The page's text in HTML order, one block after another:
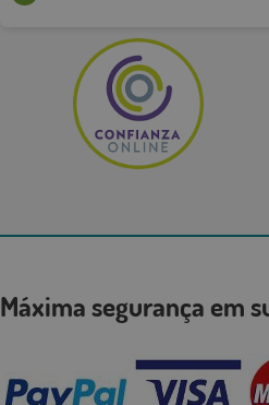
Máxima segurança em